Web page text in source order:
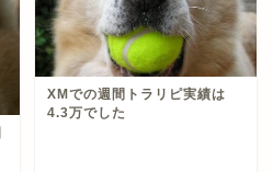
XMでの週間トラリピ実績は
4.3万でした